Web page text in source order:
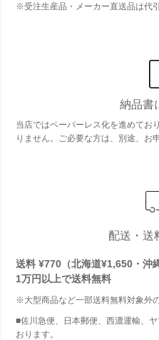
※受注生産品・メーカー直送品は代
納品書
当店ではペーパーレス化を進めてお
りません。ご必要な方は、別途、お
配送・送
送料 ¥770（北海道¥1,650・沖
1万円以上で送料無料
※大型商品など一部送料無料対象外
■佐川急便、日本郵便、西濃運輸、
おります。